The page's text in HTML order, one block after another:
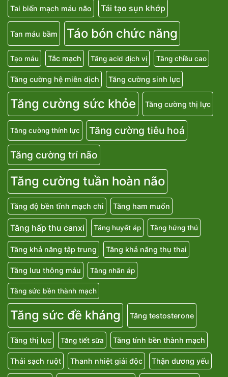
Tai biến mạch máu não Tái tạo sụn khớp
Tan máu bầm Táo bón chức năng
Tạo máu Tắc mạch Tăng acid dịch vị Tăng chiều cao
Tăng cường hệ miễn dịch Tăng cường sinh lực
Tăng cường sức khỏe Tăng cường thị lực
Tăng cường thính lực
Tăng cường tiêu hoá
Tăng cường trí não
Tăng cường tuần hoàn não
Tăng độ bền tĩnh mạch chi Tăng ham muốn
Tăng hấp thu canxi Tăng huyết áp Tăng hứng thú
Tăng khả năng tập trung Tăng khả năng thụ thai
Tăng lưu thông máu Tăng nhãn áp
Tăng sức bền thành mạch
Tăng sức đề kháng Tăng testosterone
Tăng thị lực Tăng tiết sữa Tăng tính bền thành mạch
Thải sạch ruột Thanh nhiệt giải độc Thận dương yếu